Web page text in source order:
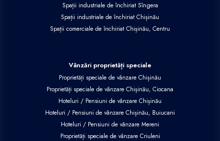
Spații industriale de închiriat Sîngera
Spații industriale de închiriat Chișinău
Spații comerciale de închiriat Chișinău, Centru
Vânzări proprietăți speciale
Proprietăți speciale de vânzare Chișinău
Proprietăți speciale de vânzare Chișinău, Ciocana
Hoteluri / Pensiuni de vânzare Chișinău
Hoteluri / Pensiuni de vânzare Chișinău, Buiucani
Hoteluri / Pensiuni de vânzare Mereni
Proprietăți speciale de vânzare Criuleni